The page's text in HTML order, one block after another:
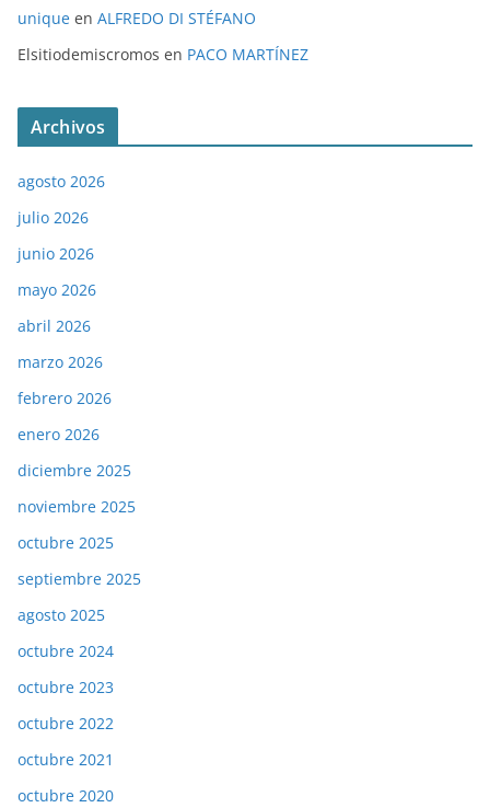
unique en ALFREDO DI STÉFANO
Elsitiodemiscromos en PACO MARTÍNEZ
Archivos
agosto 2026
julio 2026
junio 2026
mayo 2026
abril 2026
marzo 2026
febrero 2026
enero 2026
diciembre 2025
noviembre 2025
octubre 2025
septiembre 2025
agosto 2025
octubre 2024
octubre 2023
octubre 2022
octubre 2021
octubre 2020